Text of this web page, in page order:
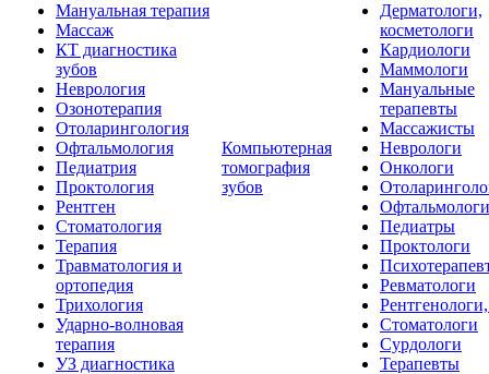
Мануальная терапия
Массаж
КТ диагностика
зубов
Неврология
Озонотерапия
Отоларингология
Офтальмология
Педиатрия
Проктология
Рентген
Стоматология
Терапия
Травматология и
ортопедия
Трихология
Ударно-волновая
терапия
УЗ диагностика
Компьютерная
томография
зубов
Дерматологи,
косметологи
Кардиологи
Маммологи
Мануальные
терапевты
Массажисты
Неврологи
Онкологи
Офтальмологи
Педиатры
Проктологи
Ревматологи
Стоматологи
Сурдологи
Терапевты